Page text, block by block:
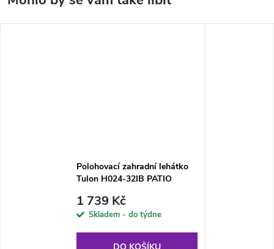
Polohovací zahradní lehátko
Tulon H024-32IB PATIO
1 739 Kč
Skladem - do týdne